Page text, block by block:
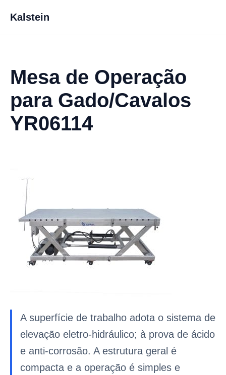
Kalstein
Mesa de Operação
para Gado/Cavalos
YR06114
A superfície de trabalho adota o sistema de
elevação eletro-hidráulico; à prova de ácido
e anti-corrosão. A estrutura geral é
compacta e a operação é simples e